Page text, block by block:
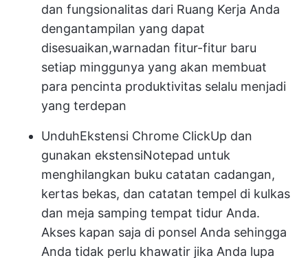
dan fungsionalitas dari Ruang Kerja Anda
dengantampilan yang dapat
disesuaikan,warnadan fitur-fitur baru
setiap minggunya yang akan membuat
para pencinta produktivitas selalu menjadi
yang terdepan
UnduhEkstensi Chrome ClickUp dan
gunakan ekstensiNotepad untuk
menghilangkan buku catatan cadangan,
kertas bekas, dan catatan tempel di kulkas
dan meja samping tempat tidur Anda.
Akses kapan saja di ponsel Anda sehingga
Anda tidak perlu khawatir jika Anda lupa